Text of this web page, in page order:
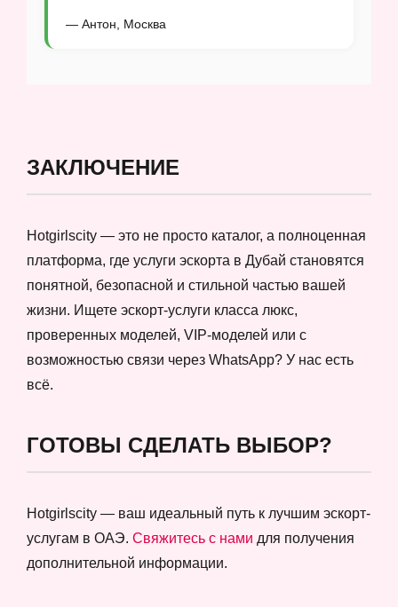
— Антон, Москва
ЗАКЛЮЧЕНИЕ
Hotgirlscity — это не просто каталог, а полноценная
платформа, где услуги эскорта в Дубай становятся
понятной, безопасной и стильной частью вашей
жизни. Ищете эскорт-услуги класса люкс,
проверенных моделей, VIP-моделей или с
возможностью связи через WhatsApp? У нас есть
всё.
ГОТОВЫ СДЕЛАТЬ ВЫБОР?
Hotgirlscity — ваш идеальный путь к лучшим эскорт-
услугам в ОАЭ. Свяжитесь с нами для получения
дополнительной информации.